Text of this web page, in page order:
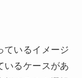
ているイメージ
いるケースがあ